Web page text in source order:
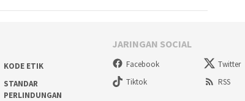
KODE ETIK
STANDAR
PERLINDUNGAN
JARINGAN SOCIAL
Facebook Twitter
Tiktok
RSS